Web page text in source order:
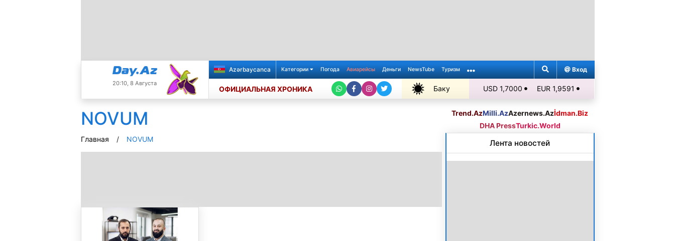
20:10, 8 Августа
Azərbaycanca Категории Погода Авиарейсы Деньги NewsTube Туризм Вход
ОФИЦИАЛЬНАЯ ХРОНИКА Баку USD 1,7000 EUR 1,9591
NOVUM
Главная NOVUM
Trend.AzMilli.AzAzernews.Azİdman.Biz
DHA PressTurkic.World
Лента новостей